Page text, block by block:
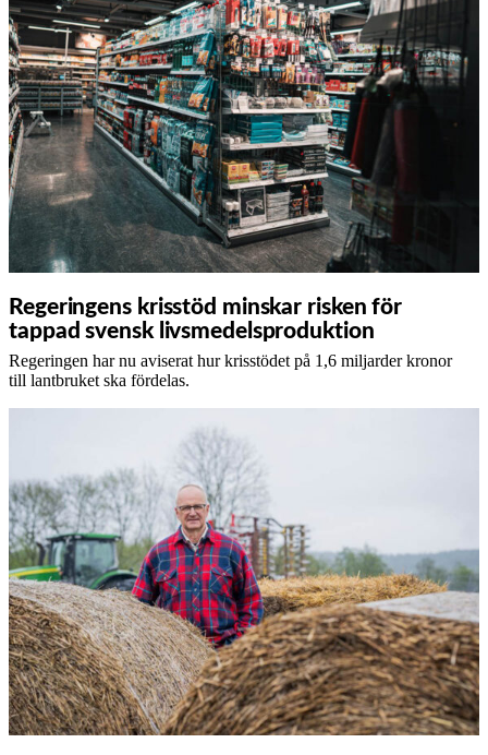
Regeringens krisstöd minskar risken för
tappad svensk livsmedelsproduktion
Regeringen har nu aviserat hur krisstödet på 1,6 miljarder kronor
till lantbruket ska fördelas.